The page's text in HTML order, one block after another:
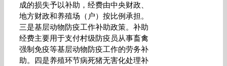
成的损失予以补助，经费由中央财政、
地方财政和养殖场（户）按比例承担。
三是基层动物防疫工作补助政策。补助
经费主要用于支付村级防疫员从事畜禽
强制免疫等基层动物防疫工作的劳务补
助。四是养殖环节病死猪无害化处理补